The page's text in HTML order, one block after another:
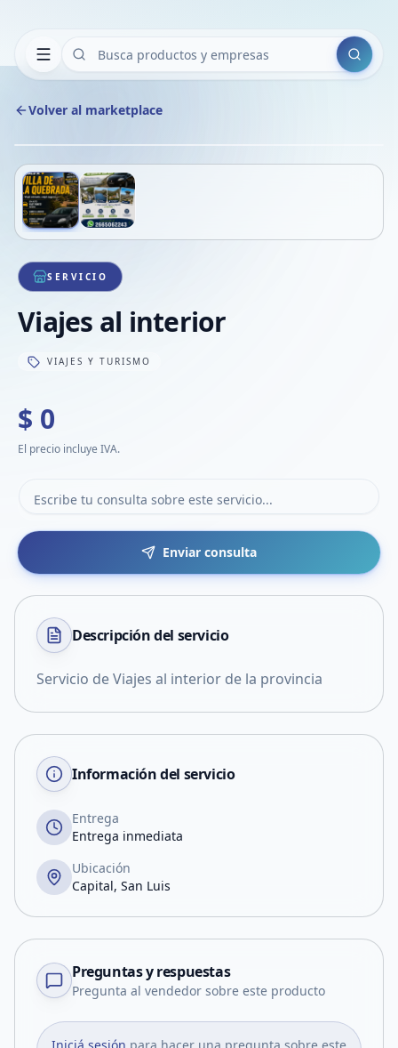
Buscar
Volver al marketplace
1/2
SERVICIO
Viajes al interior
VIAJES Y TURISMO
$ 0
El precio incluye IVA.
Enviar consulta
Descripción del servicio
Servicio de Viajes al interior de la provincia
Información del servicio
Entrega
Entrega inmediata
Ubicación
Capital, San Luis
Preguntas y respuestas
Pregunta al vendedor sobre este producto